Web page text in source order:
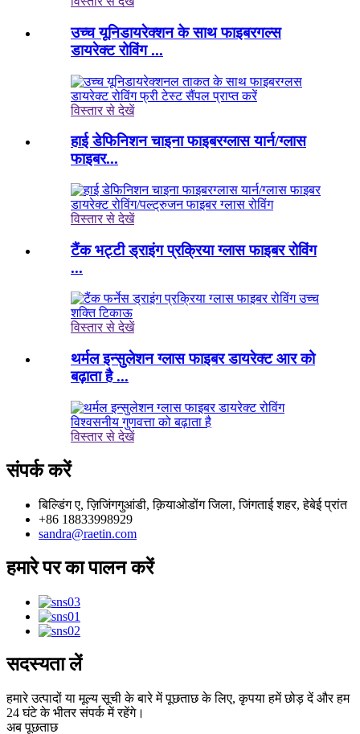
उच्च यूनिडायरेक्शन के साथ फाइबरगल्स
डायरेक्ट रोविंग ...
विस्तार से देखें
हाई डेफिनिशन चाइना फाइबरग्लास यार्न/ग्लास
फाइबर...
विस्तार से देखें
टैंक भट्टी ड्राइंग प्रक्रिया ग्लास फाइबर रोविंग
...
विस्तार से देखें
थर्मल इन्सुलेशन ग्लास फाइबर डायरेक्ट आर को
बढ़ाता है ...
विस्तार से देखें
संपर्क करें
बिल्डिंग ए, ज़िजिंगगुआंडी, क़ियाओडोंग जिला, जिंगताई शहर, हेबेई प्रांत
+86 18833998929
sandra@raetin.com
हमारे पर का पालन करें
सदस्यता लें
हमारे उत्पादों या मूल्य सूची के बारे में पूछताछ के लिए, कृपया हमें छोड़ दें और हम
24 घंटे के भीतर संपर्क में रहेंगे।
अब पूछताछ